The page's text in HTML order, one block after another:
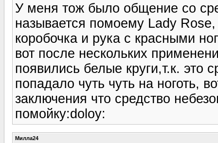
У меня тож было общение со
называется помоему Lady
коробочка и рука с красными
вот после нескольких
появились белые круги,т.к. это
попадало чуть чуть на ноготь,
заключения что средство
помойку:doloy:
Милла24